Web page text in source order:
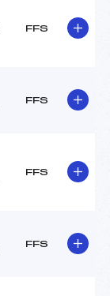
FFS
FFS
FFS
FFS